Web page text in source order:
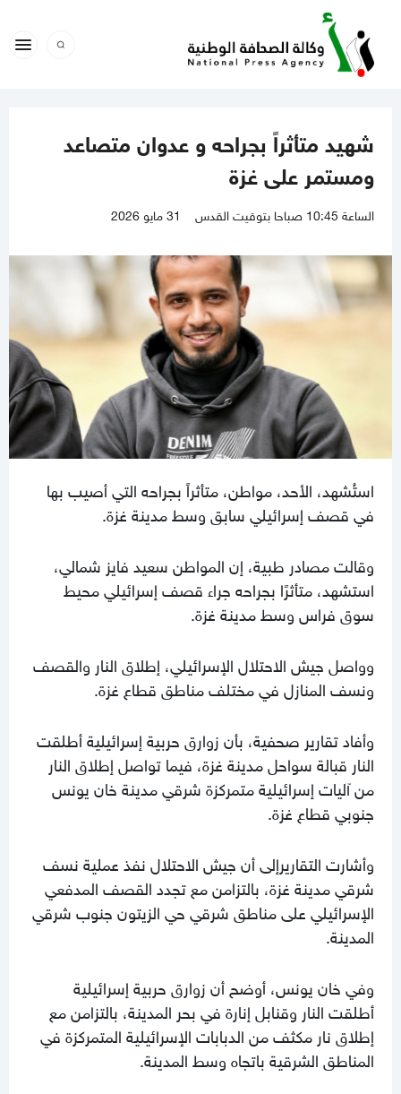
شهيد متأثراً بجراحه و عدوان متصاعد
ومستمر على غزة
الساعة 10:45 صباحا بتوقيت القدس 31 مايو 2026
استُشهد، الأحد، مواطن، متأثراً بجراحه التي أصيب بها
في قصف إسرائيلي سابق وسط مدينة غزة.
وقالت مصادر طبية، إن المواطن سعيد فايز شمالي،
استشهد، متأثرًا بجراحه جراء قصف إسرائيلي محيط
سوق فراس وسط مدينة غزة.
وواصل جيش الاحتلال الإسرائيلي، إطلاق النار والقصف
ونسف المنازل في مختلف مناطق قطاع غزة.
وأفاد تقارير صحفية، بأن زوارق حربية إسرائيلية أطلقت
النار قبالة سواحل مدينة غزة، فيما تواصل إطلاق النار
من آليات إسرائيلية متمركزة شرقي مدينة خان يونس
جنوبي قطاع غزة.
وأشارت التقاريرإلى أن جيش الاحتلال نفذ عملية نسف
شرقي مدينة غزة، بالتزامن مع تجدد القصف المدفعي
الإسرائيلي على مناطق شرقي حي الزيتون جنوب شرقي
المدينة.
وفي خان يونس، أوضح أن زوارق حربية إسرائيلية
أطلقت النار وقنابل إنارة في بحر المدينة، بالتزامن مع
إطلاق نار مكثف من الدبابات الإسرائيلية المتمركزة في
المناطق الشرقية باتجاه وسط المدينة.